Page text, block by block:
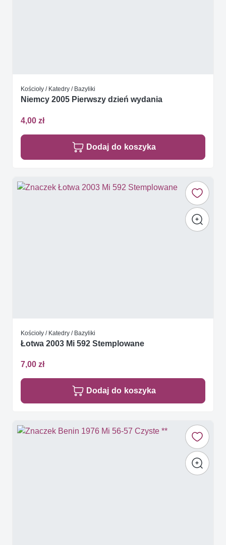
Kościoły / Katedry / Bazyliki
Niemcy 2005 Pierwszy dzień wydania
4,00 zł
Dodaj do koszyka
Kościoły / Katedry / Bazyliki
Łotwa 2003 Mi 592 Stemplowane
7,00 zł
Dodaj do koszyka